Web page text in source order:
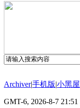
Archiver|手机版|小黑屋
GMT-6, 2026-8-7 21:51